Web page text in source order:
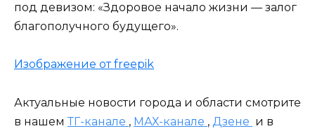
под девизом: «Здоровое начало жизни — залог
благополучного будущего».
Изображение от freepik
Актуальные новости города и области смотрите
в нашем ТГ-канале , МАХ-канале , Дзене и в